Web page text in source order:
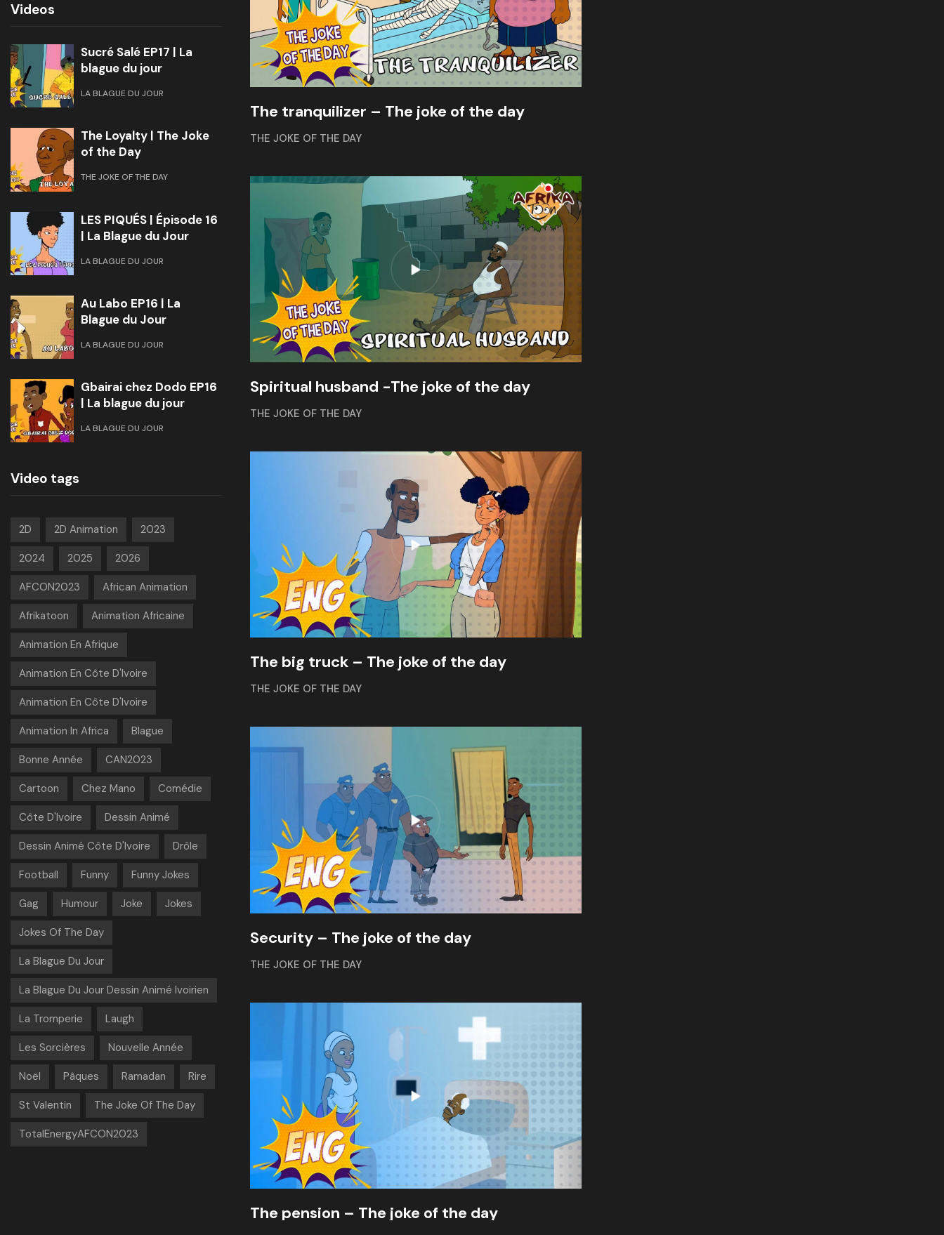
The tranquilizer – The joke of the day
THE JOKE OF THE DAY
Spiritual husband -The joke of the day
THE JOKE OF THE DAY
The big truck – The joke of the day
THE JOKE OF THE DAY
Security – The joke of the day
THE JOKE OF THE DAY
The pension – The joke of the day
Videos
Sucré Salé EP17 | La
blague du jour
LA BLAGUE DU JOUR
The Loyalty | The Joke
of the Day
THE JOKE OF THE DAY
LES PIQUÉS | Épisode 16
| La Blague du Jour
LA BLAGUE DU JOUR
Au Labo EP16 | La
Blague du Jour
LA BLAGUE DU JOUR
Gbairai chez Dodo EP16
| La blague du jour
LA BLAGUE DU JOUR
Video tags
2D 2D Animation 2023
2024 2025 2026
AFCON2023 African Animation
Afrikatoon Animation Africaine
Animation En Afrique
Animation En Côte D'Ivoire
Animation En Côte D'Ivoire
Animation In Africa Blague
Bonne Année CAN2023
Cartoon Chez Mano Comédie
Côte D'Ivoire Dessin Animé
Dessin Animé Côte D'Ivoire Drôle
Football Funny Funny Jokes
Gag Humour Joke Jokes
Jokes Of The Day
La Blague Du Jour
La Blague Du Jour Dessin Animé Ivoirien
La Tromperie Laugh
Les Sorcières Nouvelle Année
Noël Pâques Ramadan Rire
St Valentin The Joke Of The Day
TotalEnergyAFCON2023